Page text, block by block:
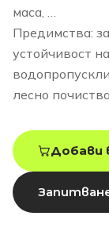
маса, …
Предимства:
устойчивост
лесно
Добави